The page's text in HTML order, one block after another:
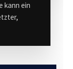
kann ein